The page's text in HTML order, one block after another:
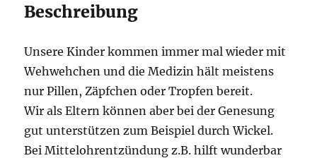
Beschreibung
Unsere Kinder kommen immer mal wieder mit
Wehwehchen und die Medizin hält meistens
nur Pillen, Zäpfchen oder Tropfen bereit.
Wir als Eltern können aber bei der Genesung
gut unterstützen zum Beispiel durch Wickel.
Bei Mittelohrentzündung z.B. hilft wunderbar